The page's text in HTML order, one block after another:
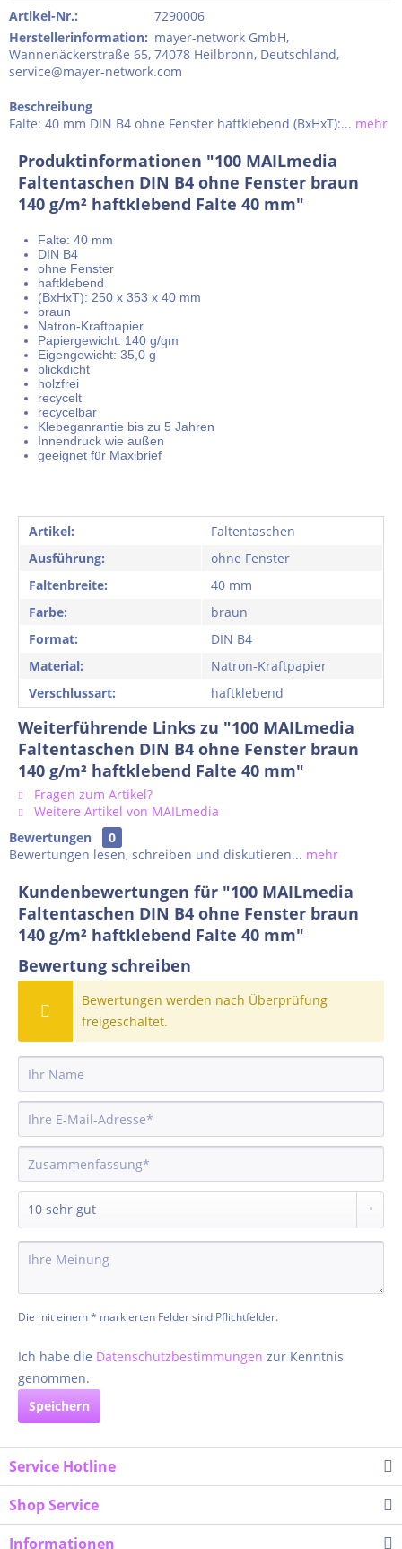
Artikel-Nr.:
7290006
Herstellerinformation: mayer-network GmbH,
Wannenäckerstraße 65, 74078 Heilbronn, Deutschland,
service@mayer-network.com
Beschreibung
Falte: 40 mm DIN B4 ohne Fenster haftklebend (BxHxT):... mehr
Produktinformationen "100 MAILmedia
Faltentaschen DIN B4 ohne Fenster braun
140 g/m² haftklebend Falte 40 mm"
Falte: 40 mm
DIN B4
ohne Fenster
haftklebend
(BxHxT): 250 x 353 x 40 mm
braun
Natron-Kraftpapier
Papiergewicht: 140 g/qm
Eigengewicht: 35,0 g
blickdicht
holzfrei
recycelt
recycelbar
Klebeganrantie bis zu 5 Jahren
Innendruck wie außen
geeignet für Maxibrief
Artikel:
Faltentaschen
Ausführung:
ohne Fenster
Faltenbreite:
40 mm
Farbe:
braun
Format:
DIN B4
Material:
Natron-Kraftpapier
Verschlussart:
haftklebend
Weiterführende Links zu "100 MAILmedia
Faltentaschen DIN B4 ohne Fenster braun
140 g/m² haftklebend Falte 40 mm"
Fragen zum Artikel?
Weitere Artikel von MAILmedia
Bewertungen
0
Bewertungen lesen, schreiben und diskutieren... mehr
Kundenbewertungen für "100 MAILmedia
Faltentaschen DIN B4 ohne Fenster braun
140 g/m² haftklebend Falte 40 mm"
Bewertung schreiben
Bewertungen werden nach Überprüfung
freigeschaltet.
Die mit einem * markierten Felder sind Pflichtfelder.
Ich habe die Datenschutzbestimmungen zur Kenntnis
genommen.
Speichern
Service Hotline
Shop Service
Informationen